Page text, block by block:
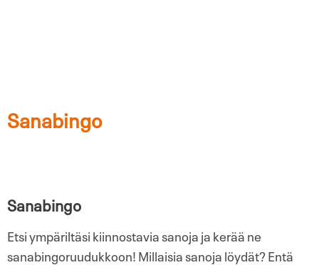
Sanabingo
Sanabingo
Etsi ympäriltäsi kiinnostavia sanoja ja kerää ne
sanabingoruudukkoon! Millaisia sanoja löydät? Entä